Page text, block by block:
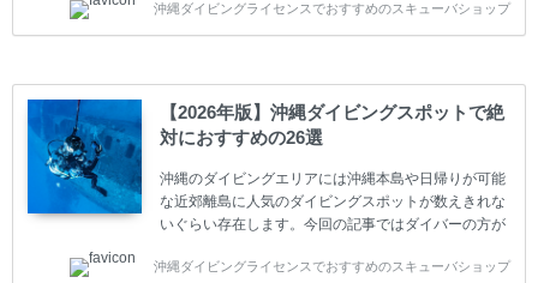
やまだ始めて間もない初心者の方に必見の内容です。
スキューバダイビングの始め方と楽しみ方について学
ててしまうと、せっかく楽しみにしていたスキューバ
ダイビングが台無しになり後悔することになってしま
うかもしれません。 又、スキューバダイビングは事故
のリスクがあるスポーツでもあります。もしかしたら
危険な思いをしてしまうかもしれません。 今回は現地
ダイビング...
沖縄ダイビングライセンスでおすすめのスキューバショップ
【2026年版】沖縄ダイビングスポットで絶
対におすすめの26選
沖縄のダイビングエリアには沖縄本島や日帰りが可能
な近郊離島に人気のダイビングスポットが数えきれな
いぐらい存在します。今回の記事ではダイバーの方が
グスポットを紹介します。 当スクールは、沖縄本島で
沖縄ダイビングライセンスでおすすめのスキューバショップ